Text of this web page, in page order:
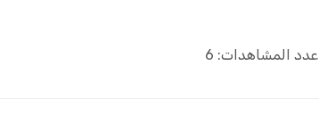
عدد المشاهدات: 6